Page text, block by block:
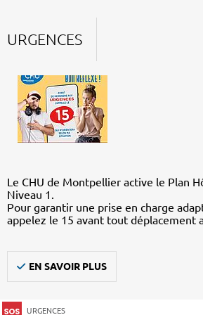
URGENCES
Le CHU de Montpellier active le Plan
Niveau 1.
Pour garantir une prise en charge
appelez le 15 avant tout déplacement
EN SAVOIR PLUS
URGENCES